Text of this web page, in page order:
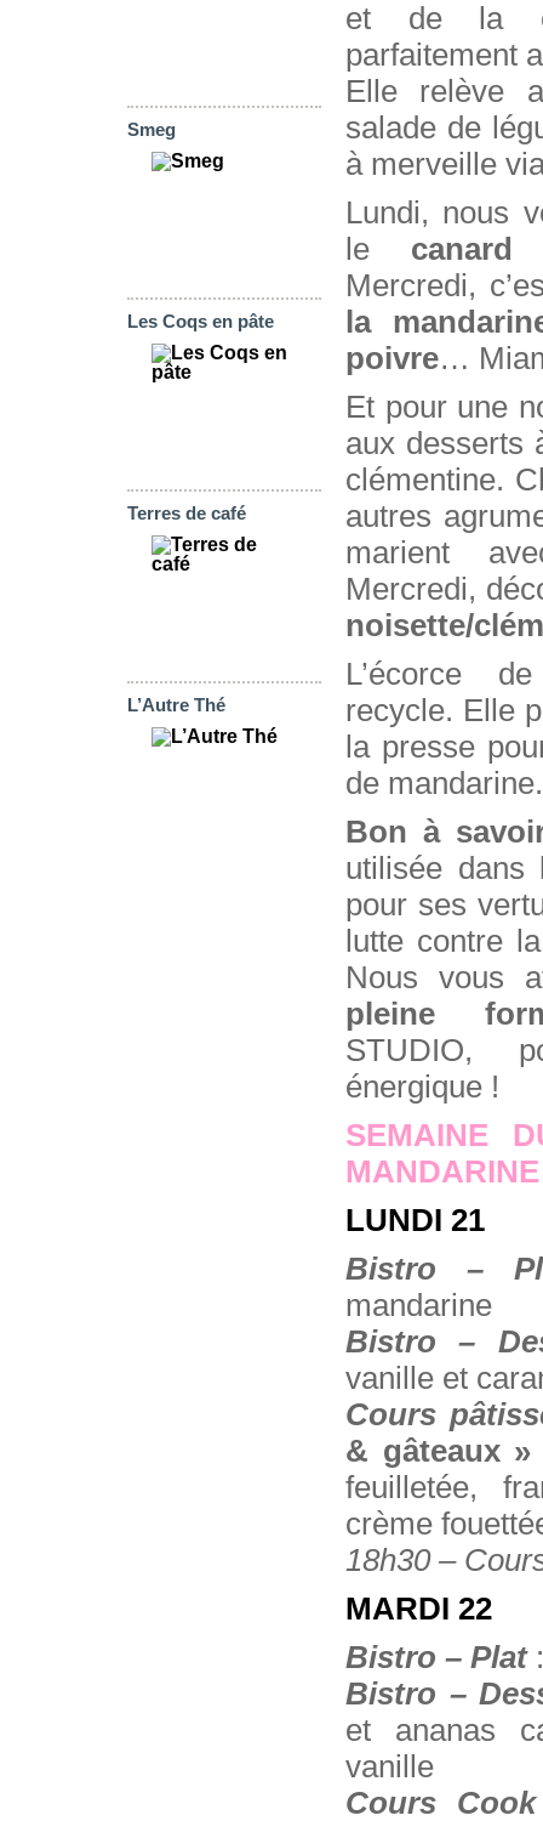
Smeg
Les Coqs en pâte
Terres de café
L’Autre Thé
et de la
parfaitement
Elle relève
salade de
à merveille
Lundi, nous
le
Mercredi,
la
poivre…
Et pour une
aux desserts
clémentine.
autres
marient
Mercredi,
noisette/
L’écorce
recycle. Elle
la presse
de mandarine.
Bon à
utilisée dans
pour ses
lutte contre
Nous vous
pleine
STUDIO,
énergique !
SEMAINE
MANDARINE
LUNDI 21
Bistro –
mandarine
Bistro –
vanille et
Cours
& gâteaux »
feuilletée,
crème
18h30 –
MARDI 22
Bistro – Plat:
Bistro –
et ananas
vanille
Cours